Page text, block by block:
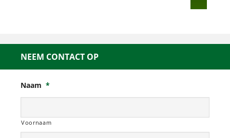
NEEM CONTACT OP
Naam *
Voornaam